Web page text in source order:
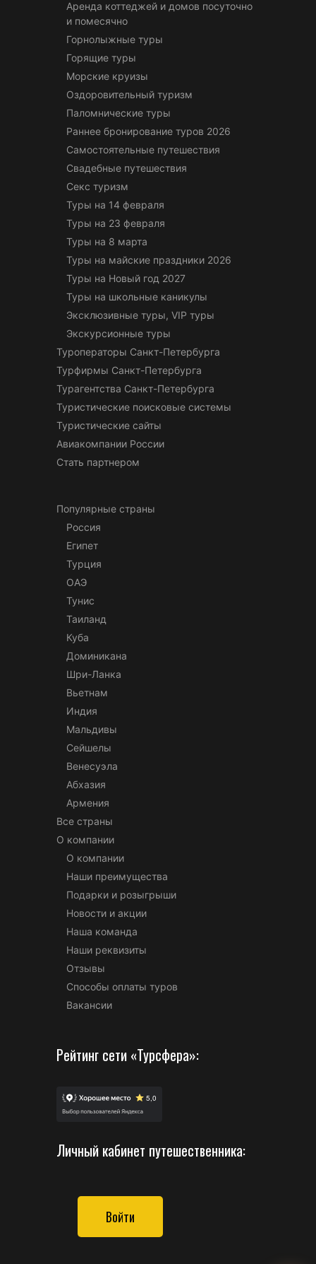
Аренда коттеджей и домов посуточно
и помесячно
Горнолыжные туры
Горящие туры
Морские круизы
Оздоровительный туризм
Паломнические туры
Раннее бронирование туров 2026
Самостоятельные путешествия
Свадебные путешествия
Секс туризм
Туры на 14 февраля
Туры на 23 февраля
Туры на 8 марта
Туры на майские праздники 2026
Туры на Новый год 2027
Туры на школьные каникулы
Эксклюзивные туры, VIP туры
Экскурсионные туры
Туроператоры Санкт-Петербурга
Турфирмы Санкт-Петербурга
Турагентства Санкт-Петербурга
Туристические поисковые системы
Туристические сайты
Авиакомпании России
Стать партнером
Популярные страны
Россия
Египет
Турция
ОАЭ
Тунис
Таиланд
Куба
Доминикана
Шри-Ланка
Вьетнам
Индия
Мальдивы
Сейшелы
Венесуэла
Абхазия
Армения
Все страны
О компании
О компании
Наши преимущества
Подарки и розыгрыши
Новости и акции
Наша команда
Наши реквизиты
Отзывы
Способы оплаты туров
Вакансии
Рейтинг сети «Турсфера»:
Личный кабинет путешественника:
Войти